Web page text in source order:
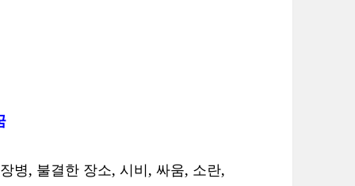
병, 불결한 장소, 시비, 싸움, 소란,